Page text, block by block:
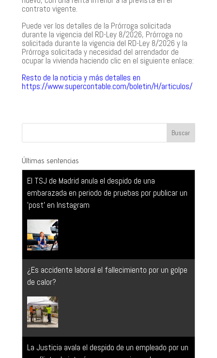
contrato vigente.
Puede ver los detalles de la Prórroga solicitada
durante la vigencia del RD-Ley 8/2026, Prórroga no
solicitada durante la vigencia del RD-Ley 8/2026 y la
Prórroga solicitada y necesidad del arrendador de
ocupar la vivienda haciendo clic en el siguiente enlace:
Resto de la noticia y más detalles en
https://www.supercontable.com/boletin/H/articulos/
Últimas sentencias
El TSJ de Madrid anula el despido de una
embarazada en periodo de pruebas por publicar un
¿Es accidente laboral el fallecimiento por un golpe
de calor?
conflicto de interés con su propia madre